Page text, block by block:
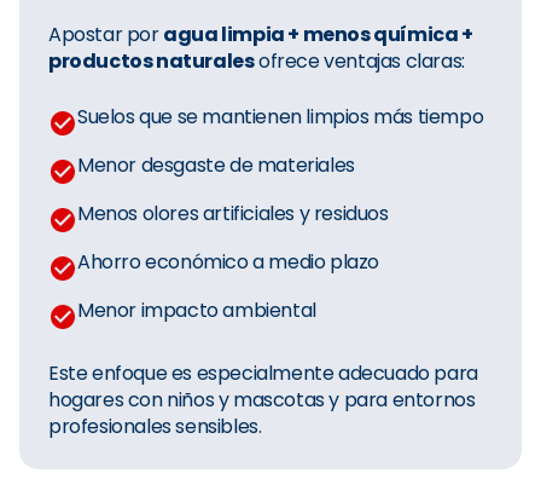
Apostar poragua limpia + menos química +
productos naturalesofrece ventajas claras:
Suelos que se mantienen limpios más tiempo
Menor desgaste de materiales
Menos olores artificiales y residuos
Ahorro económico a medio plazo
Menor impacto ambiental
Este enfoque es especialmente adecuado para
hogares con niños y mascotas y para entornos
profesionales sensibles.